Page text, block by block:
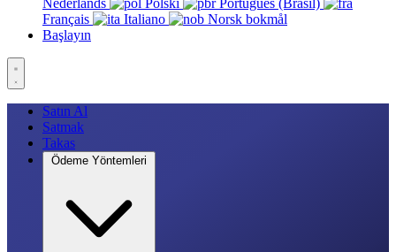
Nederlands
Polski
Português (Brasil)
Français
Italiano
Norsk bokmål
Başlayın
Satın Al
Satmak
Takas
Ödeme Yöntemleri